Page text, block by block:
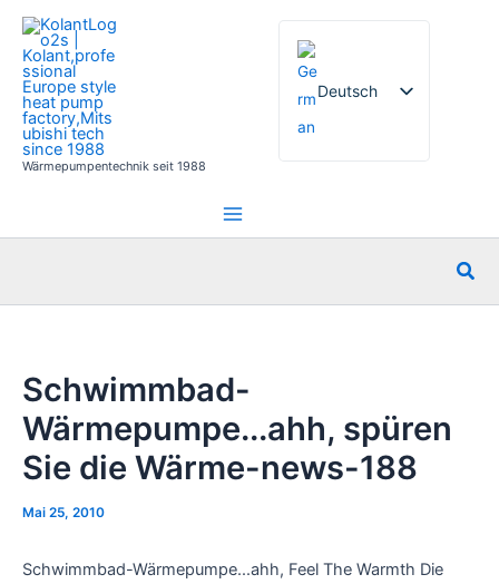
Zum
Inhalt
springen
Wärmepumpentechnik seit 1988
Deutsch
English
Italian
Dutch
Norwegian
Schwimmbad-
Wärmepumpe...ahh, spüren
Sie die Wärme-news-188
Mai 25, 2010
Schwimmbad-Wärmepumpe...ahh, Feel The Warmth Die